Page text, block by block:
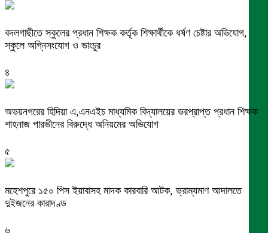
বদলগাছীতে স্কুলের প্রধান শিক্ষক কর্তৃক শিক্ষার্থীকে ধর্ষণ চেষ্টার অভিযোগ,
স্কুলে অগ্নিসংযোগ ও ভাংচুর
৪
অভয়নগরের হিদিয়া এ,এনএইচ মাধ্যমিক বিদ্যালয়ের ভরপ্রাপ্ত প্রধান শিক্ষক
শাহনাজ পারভীনের বিরুদ্ধে অনিয়মের অভিযোগ
৫
মহেশপুরে ১৫০ পিস ইয়াবাসহ মাদক কারবারি আটক, ভ্রাম্যমাণ আদালতে
দুইজনের কারাদণ্ড
৬